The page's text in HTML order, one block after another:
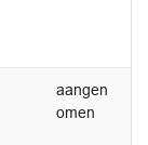
aangen
omen